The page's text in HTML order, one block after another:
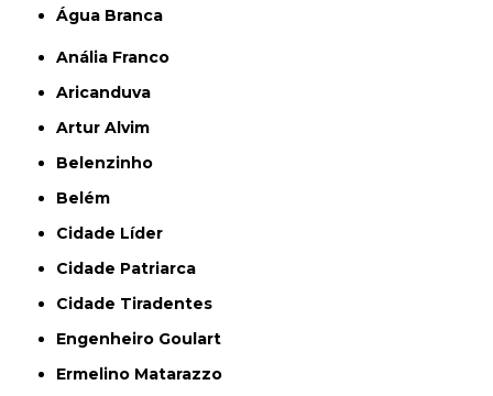
Água Branca
Anália Franco
Aricanduva
Artur Alvim
Belenzinho
Belém
Cidade Líder
Cidade Patriarca
Cidade Tiradentes
Engenheiro Goulart
Ermelino Matarazzo